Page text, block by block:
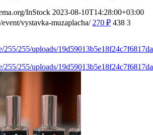
InStock 2023-08-10T14:28:00+03:00
vystavka-muzaplacha/ 270 ₽ 438 3
255/255/uploads/
255/255/uploads/